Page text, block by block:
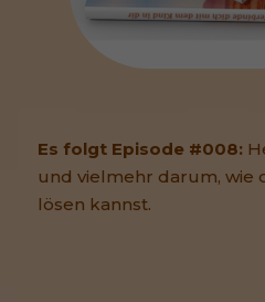
Es folgt Episode #008:
und vielmehr darum, wie
lösen kannst.